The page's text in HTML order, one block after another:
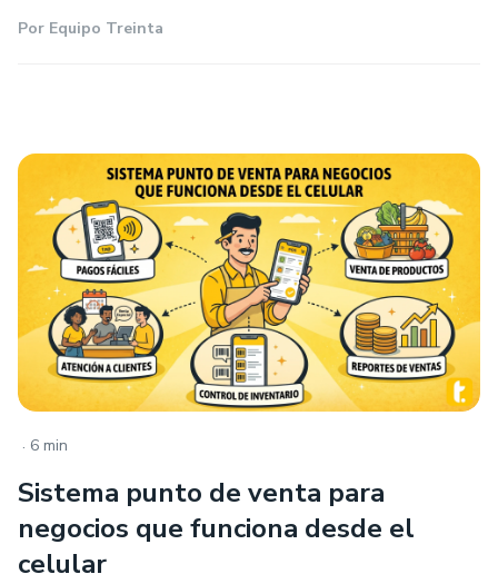
Por Equipo Treinta
. 6 min
Sistema punto de venta para
negocios que funciona desde el
celular